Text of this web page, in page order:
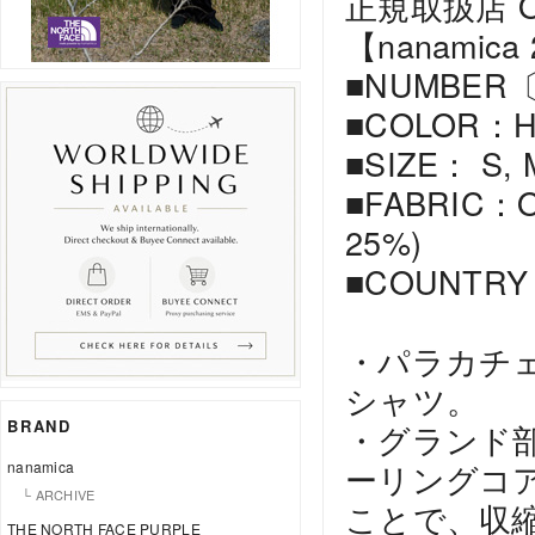
BRAND
nanamica
└ ARCHIVE
THE NORTH FACE PURPLE
【
■NUMBER
■COLOR：
■SIZE： S,
■FABRIC：
25%)
・パラカ
シャツ。
・グラン
ーリングコ
ことで、収